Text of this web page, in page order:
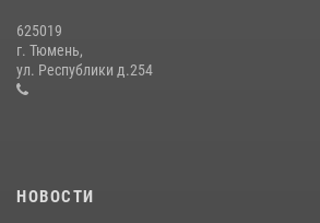
Сотрудники тюменского СОБР "Сова"
десантирования на Урале
16 июля 2026, 10:42
625019
г. Тюмень,
ул. Республики д.254
НОВОСТИ